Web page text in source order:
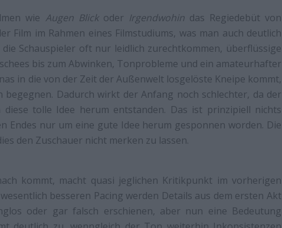
wie Augen Blickoder Irgendwohindas Regiedebüt von
Film im Rahmen eines Filmstudiums, was man auch deutlich
Schauspieler oft nur leidlich zurechtkommen, überflüssige
bis zum Abwinken, Tonprobleme und ein amateurhafter
in die von der Zeit der Außenwelt losgelöste Kneipe kommt,
begegnen. Dadurch wirkt der Anfang noch schlechter, da der
tolle Idee herum entstanden. Das ist prinzipiell nichts
Endes nur um eine gute Idee herum gesponnen worden. Die
den Zuschauer nicht merken zu lassen.
kommt, macht quasi jeglichen Kritikpunkt im vorherigen
besseren Pacing werden Details aus dem ersten Akt
oder gar falsch erschienen, aber nun eine Bedeutung